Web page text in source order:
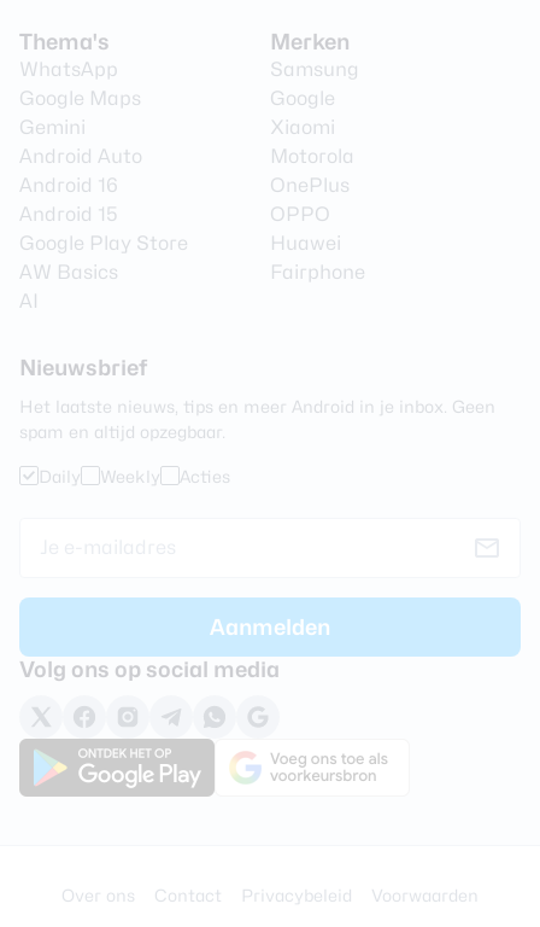
Thema's
WhatsApp
Google Maps
Gemini
Android Auto
Android 16
Android 15
Google Play Store
AW Basics
AI
Merken
Samsung
Google
Xiaomi
Motorola
OnePlus
OPPO
Huawei
Fairphone
Nieuwsbrief
Het laatste nieuws, tips en meer Android in je inbox. Geen
spam en altijd opzegbaar.
Daily Weekly Acties
Volg ons op social media
Over ons Contact Privacybeleid
Voorwaarden